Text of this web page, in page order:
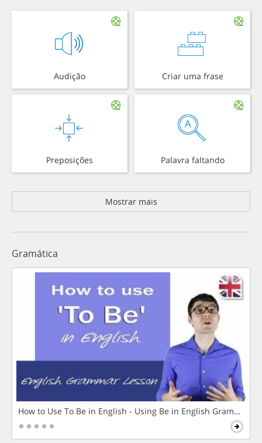
Audição Criar uma frase
Preposições Palavra faltando
Mostrar mais
Gramática
How to Use To Be in English - Using Be in English Grammar